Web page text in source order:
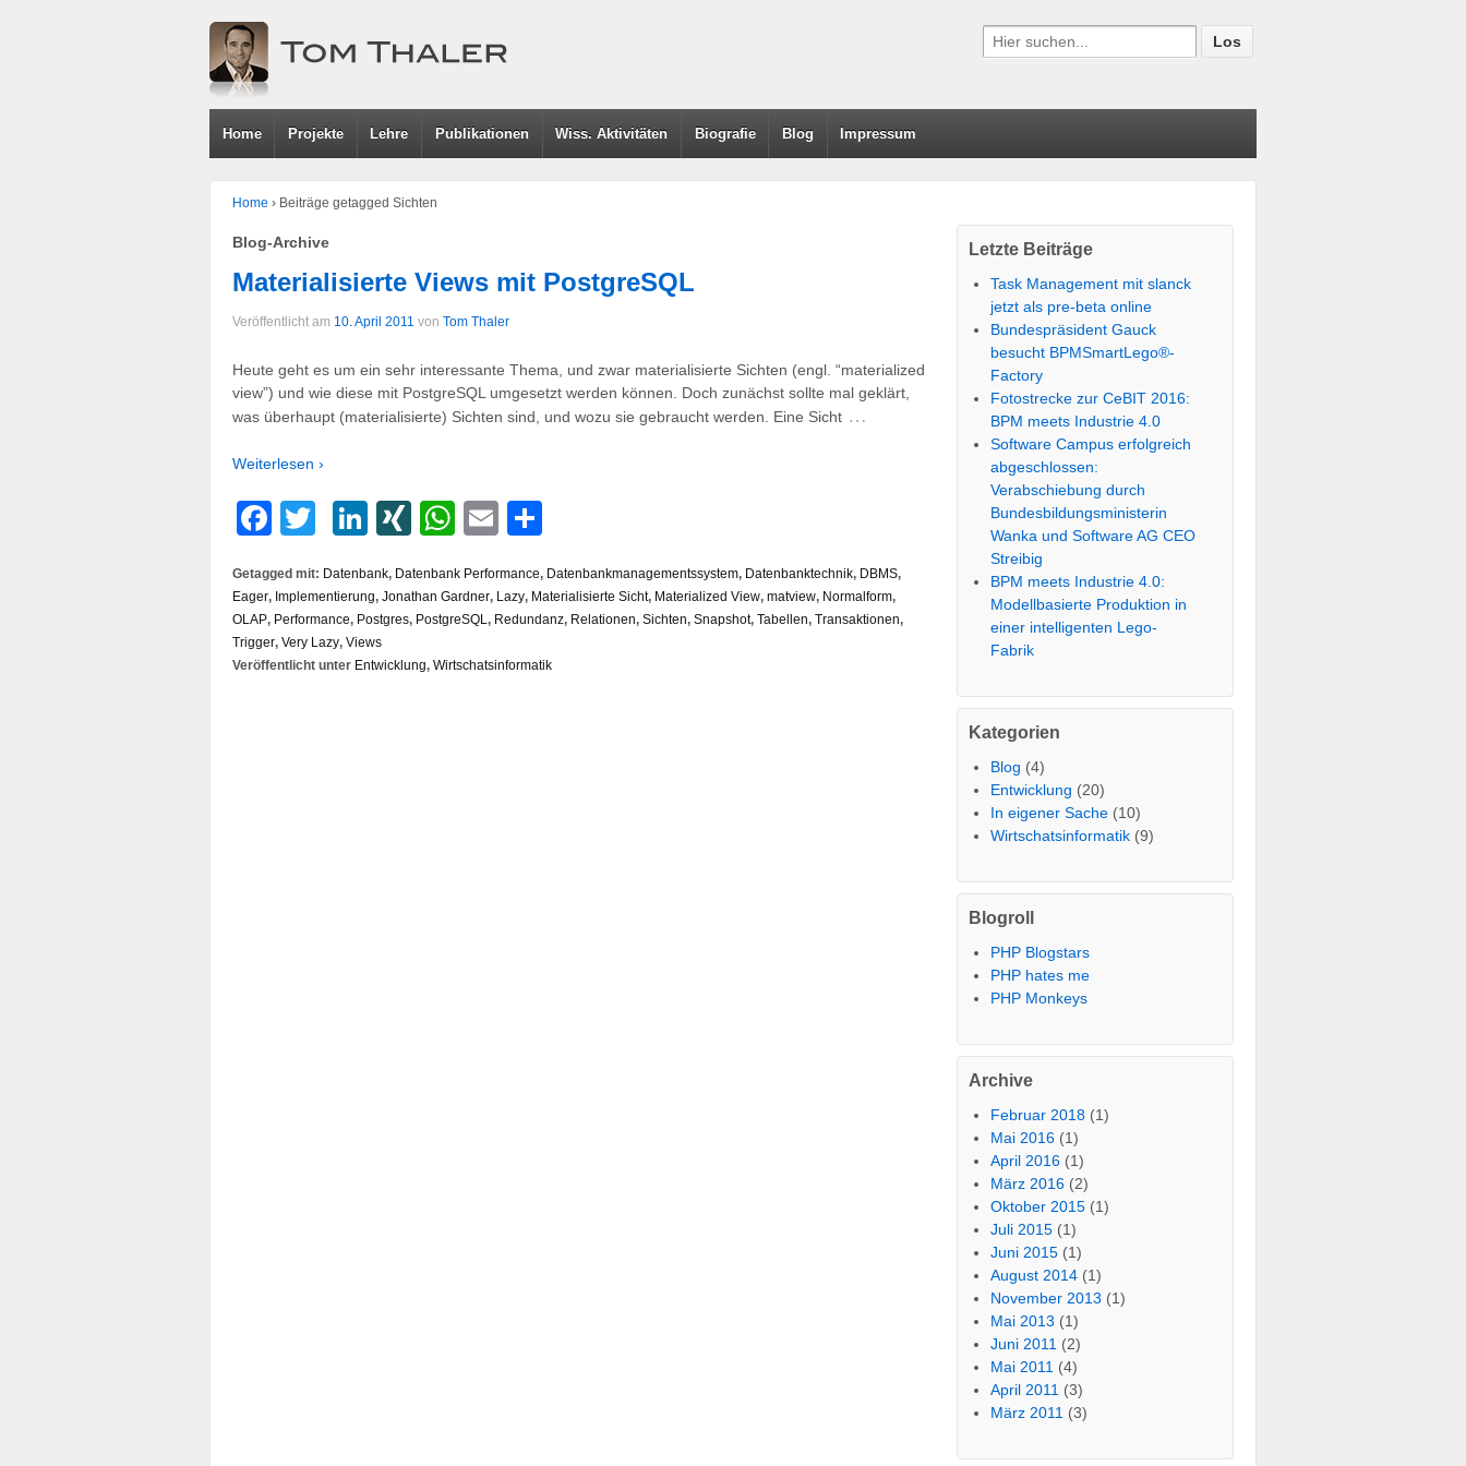
Home Projekte Lehre Publikationen Wiss. Aktivitäten Biografie Blog Impressum
Home › Beiträge getagged Sichten
Blog-Archive
Materialisierte Views mit PostgreSQL
Veröffentlicht am 10. April 2011 von Tom Thaler
Heute geht es um ein sehr interessante Thema, und zwar materialisierte Sichten (engl. “materialized
view”) und wie diese mit PostgreSQL umgesetzt werden können. Doch zunächst sollte mal geklärt,
was überhaupt (materialisierte) Sichten sind, und wozu sie gebraucht werden. Eine Sicht …
Weiterlesen ›
Facebook
TwitterLinkedIn
XINGWhatsApp
Email
Getagged mit: Datenbank, Datenbank Performance, Datenbankmanagementssystem, Datenbanktechnik, DBMS,
Eager, Implementierung, Jonathan Gardner, Lazy, Materialisierte Sicht, Materialized View, matview, Normalform,
OLAP, Performance, Postgres, PostgreSQL , Redundanz, Relationen, Sichten, Snapshot, Tabellen, Transaktionen,
Trigger, Very Lazy, Views
Veröffentlicht unter Entwicklung, Wirtschatsinformatik
Letzte Beiträge
Task Management mit slanck
jetzt als pre-beta online
Bundespräsident Gauck
besucht BPMSmartLego®-
Factory
Fotostrecke zur CeBIT 2016:
BPM meets Industrie 4.0
Software Campus erfolgreich
abgeschlossen:
Verabschiebung durch
Bundesbildungsministerin
Wanka und Software AG CEO
Streibig
BPM meets Industrie 4.0:
Modellbasierte Produktion in
einer intelligenten Lego-
Fabrik
Kategorien
Blog (4)
Entwicklung (20)
In eigener Sache (10)
Wirtschatsinformatik (9)
Blogroll
PHP Blogstars
PHP hates me
PHP Monkeys
Archive
Februar 2018 (1)
Mai 2016 (1)
April 2016 (1)
März 2016 (2)
Oktober 2015 (1)
Juli 2015 (1)
Juni 2015 (1)
August 2014 (1)
November 2013 (1)
Mai 2013 (1)
Juni 2011 (2)
Mai 2011 (4)
April 2011 (3)
März 2011 (3)